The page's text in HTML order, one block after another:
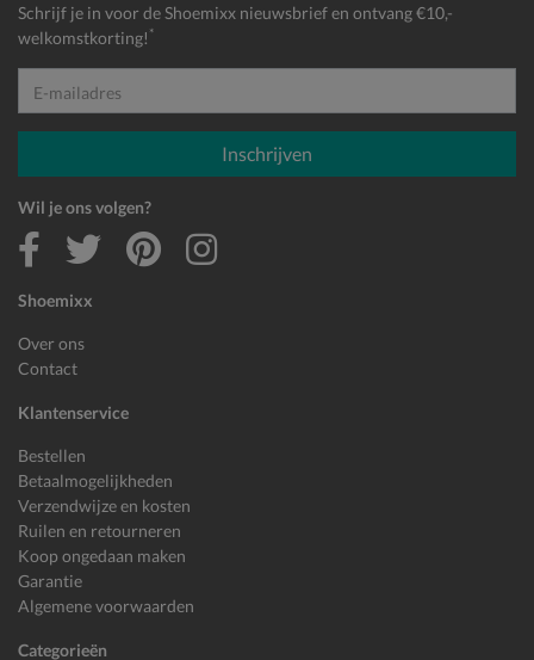
Shoemixx
Over ons
Contact
Klantenservice
Bestellen
Betaalmogelijkheden
Verzendwijze en kosten
Ruilen en retourneren
Koop ongedaan maken
Garantie
Algemene voorwaarden
Categorieën
Schrijf je in voor de Shoemixx nieuwsbrief en ontvang €10,-
welkomstkorting! *
E-mailadres
Inschrijven
Wil je ons volgen?